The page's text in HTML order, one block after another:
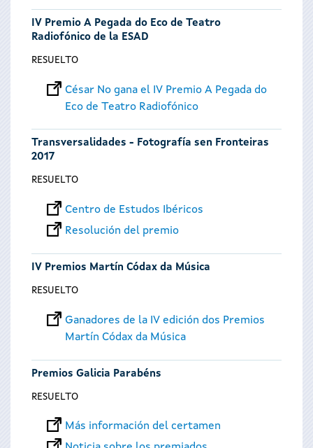
IV Premio A Pegada do Eco de Teatro
Radiofónico de la ESAD
RESUELTO
César No gana el IV Premio A Pegada do
Eco de Teatro Radiofónico
Transversalidades - Fotografía sen Fronteiras
2017
RESUELTO
Centro de Estudos Ibéricos
Resolución del premio
IV Premios Martín Códax da Música
RESUELTO
Ganadores de la IV edición dos Premios
Martín Códax da Música
Premios Galicia Parabéns
RESUELTO
Más información del certamen